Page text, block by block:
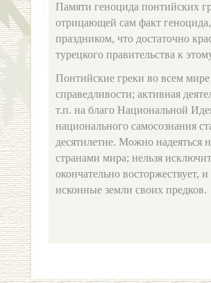
Памяти геноцида понтийских
отрицающей сам факт
праздником, что достаточно
турецкого правительства к
Понтийские греки во всем
справедливости; активная
т.п. на благо Национальной
национального самосознания
десятилетие. Можно надеяться
странами мира; нельзя
окончательно восторжествует,
исконные земли своих предков.